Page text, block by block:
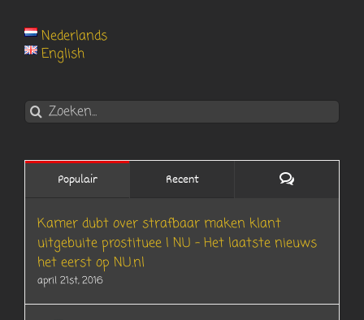
Nederlands
English
Zoeken
naar:
Populair Recent Reacties
Kamer dubt over strafbaar maken klant
uitgebuite prostituee | NU – Het laatste nieuws
het eerst op NU.nl
april 21st, 2016